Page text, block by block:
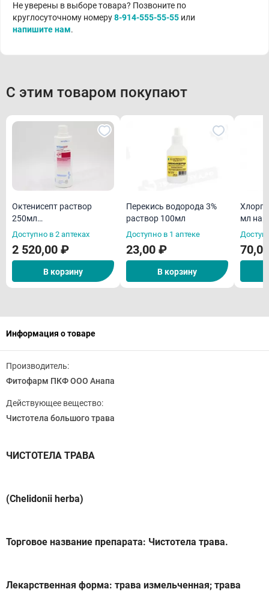
Не уверены в выборе товара? Позвоните по
круглосуточному номеру8-914-555-55-55 или
напишите нам.
С этим товаром покупают
Октенисепт раствор
250мл
(дезинфицирующее ср-
Доступно в 2 аптеках
2 520,00 ₽
В корзину
Перекись водорода 3%
раствор 100мл
Доступно в 1 аптеке
23,00 ₽
В корзину
мл
Информация о товаре
Производитель:
Фитофарм ПКФ ООО Анапа
Действующее вещество:
Чистотела большого трава
ЧИСТОТЕЛА ТРАВА
(Chelidonii herba)
Торговое название препарата: Чистотела трава.
Лекарственная форма: трава измельченная; трава